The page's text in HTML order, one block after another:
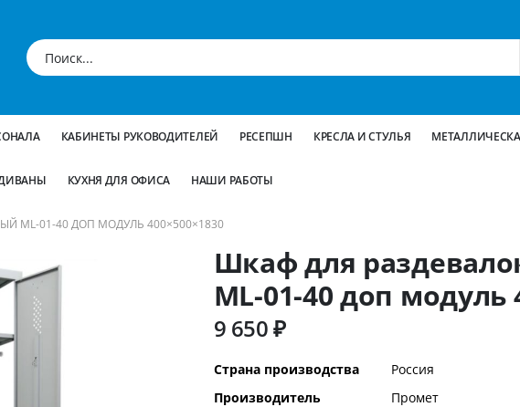
КАБИНЕТЫ РУКОВОДИТЕЛЕЙ РЕСЕПШН КРЕСЛА И СТУЛЬЯ
КУХНЯ ДЛЯ ОФИСА НАШИ РАБОТЫ
ML-01-40 ДОП МОДУЛЬ 400×500×1830
Шкаф для
ML-01-40 доп модуль
9 650 ₽
Дополнительная
информация
Страна производства
Россия
Производитель
Промет